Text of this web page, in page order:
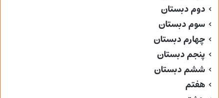
دوم دبستان
سوم دبستان
چهارم دبستان
پنجم دبستان
ششم دبستان
هفتم